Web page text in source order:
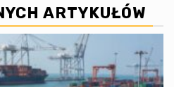
ARTYKUŁÓW